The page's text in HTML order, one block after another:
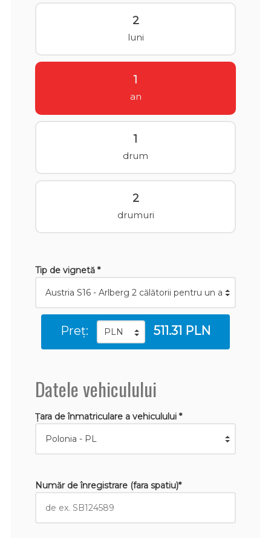
2
luni
1
an
1
drum
2
drumuri
Tip de vignetă *
Preț: 511.31 PLN
Datele vehiculului
Țara de înmatriculare a vehiculului *
Număr de înregistrare (fara spatiu)*